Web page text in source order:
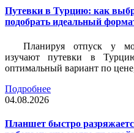
Путевки в Турцию: как
подобрать идеальный
Планируя отпуск у
изучают путевки в
оптимальный вариант по
Подробнее
04.08.2026
Планшет быстро